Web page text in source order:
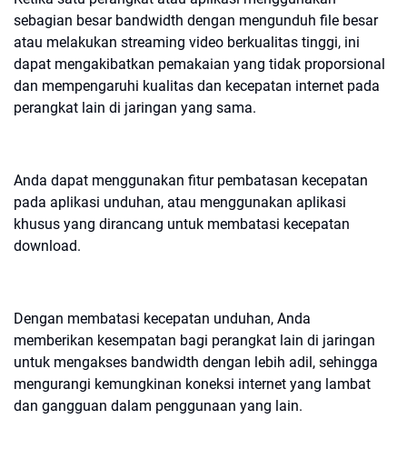
sebagian besar bandwidth dengan mengunduh file besar
atau melakukan streaming video berkualitas tinggi, ini
dapat mengakibatkan pemakaian yang tidak proporsional
dan mempengaruhi kualitas dan kecepatan internet pada
perangkat lain di jaringan yang sama.
Anda dapat menggunakan fitur pembatasan kecepatan
pada aplikasi unduhan, atau menggunakan aplikasi
khusus yang dirancang untuk membatasi kecepatan
download.
Dengan membatasi kecepatan unduhan, Anda
memberikan kesempatan bagi perangkat lain di jaringan
untuk mengakses bandwidth dengan lebih adil, sehingga
mengurangi kemungkinan koneksi internet yang lambat
dan gangguan dalam penggunaan yang lain.